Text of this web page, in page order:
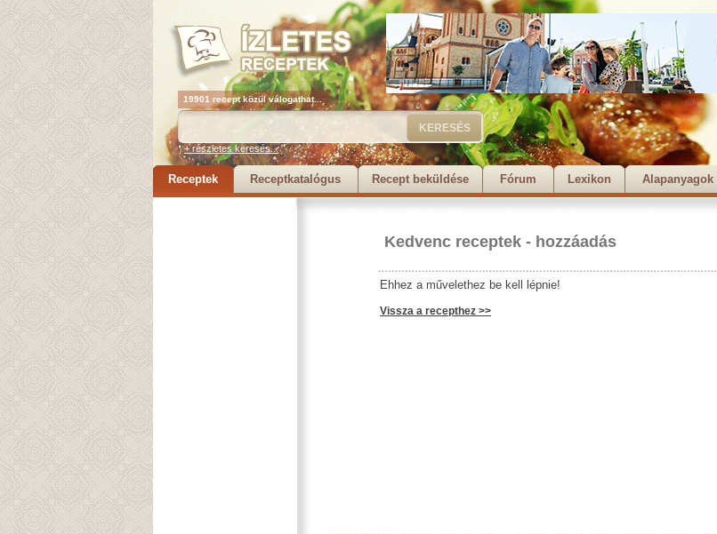
19901 recept közül válogathat...
+ részletes keresés...
Receptek Receptkatalógus Recept beküldése Fórum Lexikon Alapanyagok
Kedvenc receptek - hozzáadás
Ehhez a művelethez be kell lépnie!
Vissza a recepthez >>